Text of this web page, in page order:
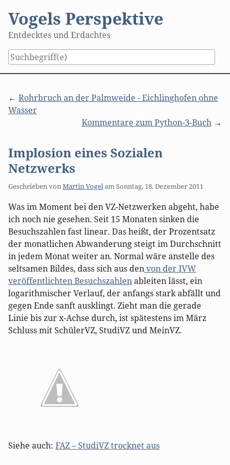
content
Vogels Perspektive
Entdecktes und Erdachtes
Rohrbruch an der Palmweide - Eichlinghofen ohne
Wasser
Kommentare zum Python-3-Buch
Implosion eines Sozialen
Netzwerks
Geschrieben vonMartin VogelamSonntag, 18. Dezember 2011
Was im Moment bei den VZ-Netzwerken abgeht, habe
ich noch nie gesehen. Seit 15 Monaten sinken die
Besuchszahlen fast linear. Das heißt, der Prozentsatz
der monatlichen Abwanderung steigt im Durchschnitt
in jedem Monat weiter an. Normal wäre anstelle des
seltsamen Bildes, dass sich aus denvon der IVW
veröffentlichten Besuchszahlenableiten lässt, ein
logarithmischer Verlauf, der anfangs stark abfällt und
gegen Ende sanft ausklingt. Zieht man die gerade
Linie bis zur x-Achse durch, ist spätestens im März
Schluss mit SchülerVZ, StudiVZ und MeinVZ.
Siehe auch: FAZ – StudiVZ trocknet aus